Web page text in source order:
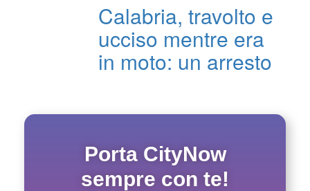
Calabria, travolto e
ucciso mentre era
in moto: un arresto
Porta CityNow
sempre con te!